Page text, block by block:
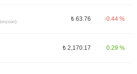
₺ 63.76 -0.44 %
₺ 2,170.17 0.29 %